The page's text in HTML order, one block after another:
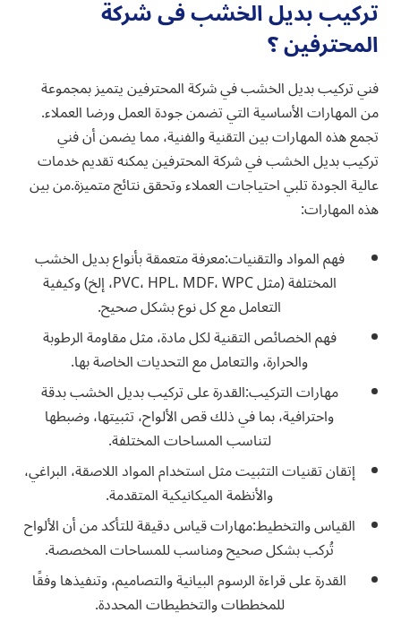
تركيب بديل الخشب فى شركة
المحترفين ؟
فني تركيب بديل الخشب في شركة المحترفين يتميز بمجموعة
من المهارات الأساسية التي تضمن جودة العمل ورضا العملاء.
تجمع هذه المهارات بين التقنية والفنية، مما يضمن أن فني
تركيب بديل الخشب في شركة المحترفين يمكنه تقديم خدمات
عالية الجودة تلبي احتياجات العملاء وتحقق نتائج متميزة.من بين
هذه المهارات:
فهم المواد والتقنيات:معرفة متعمقة بأنواع بديل الخشب
المختلفة (مثل PVC، HPL، MDF، WPC، إلخ) وكيفية
التعامل مع كل نوع بشكل صحيح.
فهم الخصائص التقنية لكل مادة، مثل مقاومة الرطوبة
والحرارة، والتعامل مع التحديات الخاصة بها.
مهارات التركيب:القدرة على تركيب بديل الخشب بدقة
واحترافية، بما في ذلك قص الألواح، تثبيتها، وضبطها
لتناسب المساحات المختلفة.
إتقان تقنيات التثبيت مثل استخدام المواد اللاصقة، البراغي،
والأنظمة الميكانيكية المتقدمة.
القياس والتخطيط:مهارات قياس دقيقة للتأكد من أن الألواح
تُركب بشكل صحيح ومناسب للمساحات المخصصة.
القدرة على قراءة الرسوم البيانية والتصاميم، وتنفيذها وفقًا
للمخططات والتخطيطات المحددة.